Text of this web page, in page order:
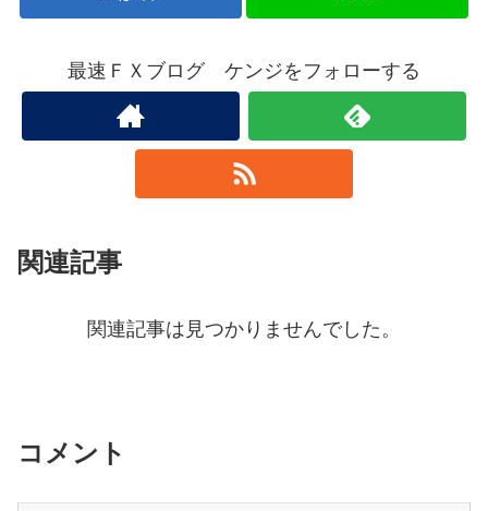
最速ＦＸブログ ケンジをフォローする
関連記事
関連記事は見つかりませんでした。
コメント